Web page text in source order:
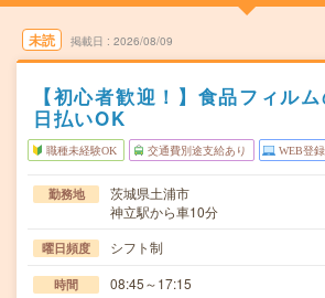
未読 掲載日 2026/08/09
【初心者歓迎！】食品フィル
日払いOK
職種未経験OK 交通費別途支給あり WEB登
勤務地
茨城県土浦市
神立駅から車10分
曜日頻度 シフト制
時間 08:45～17:15